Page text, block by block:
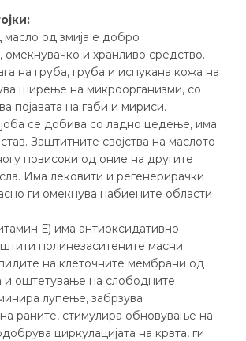
масло од змија е добро
омекнувачко и хранливо средство.
на груба, груба и испукана кожа на
ширење на микроорганизми, со
појавата на габи и мириси.
се добива со ладно цедење, има
Заштитните својства на маслото
повисоки од оние на другите
Има лековити и регенерирачки
ги омекнува набиените области
Е) има антиоксидативно
штити полинезаситените масни
на клеточните мембрани од
и оштетување на слободните
лупење, забрзува
раните, стимулира обновување на
циркулацијата на крвта, ги